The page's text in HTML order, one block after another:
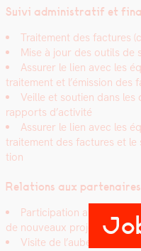
Suivi admin­is­tratif et
Traite­ment des fac­tures
Mise à jour des out­ils de
Assur­er le lien avec les
traite­ment et l’émission des
Veille et sou­tien dans
rap­ports d’activité
Assur­er le lien avec les
traite­ment des fac­tures et
tion
Rela­tions aux
Par­tic­i­pa­tion aux
de nou­veaux pro­jet à
Vis­ite de l’auberge et